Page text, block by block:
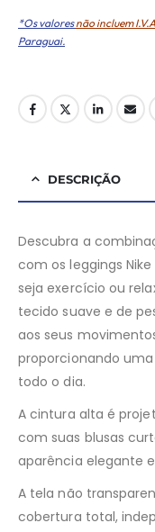
*Os valoresnão incluem
Paraguai.
DESCRIÇÃO
Descubra a
com os leggings
seja exercício ou
tecido suave e de
aos seus
proporcionando
todo o dia.
A cintura alta é
com suas blusas
aparência elegante
A tela não
cobertura total,